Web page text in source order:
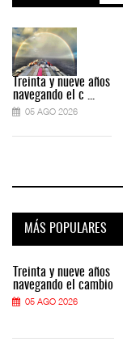
Treinta y nueve años
navegando el c ...
05 AGO 2026
MÁS POPULARES
Treinta y nueve años
navegando el cambio
05 AGO 2026